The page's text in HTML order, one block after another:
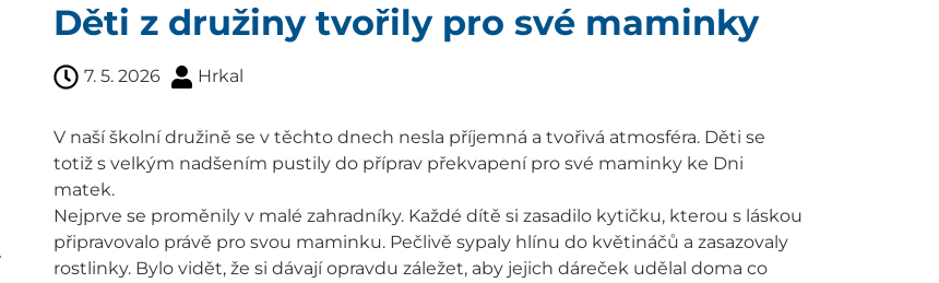
Děti z družiny tvořily pro své maminky
7. 5. 2026 Hrkal
V naší školní družině se v těchto dnech nesla příjemná a tvořivá atmosféra. Děti se
totiž s velkým nadšením pustily do příprav překvapení pro své maminky ke Dni
matek.
Nejprve se proměnily v malé zahradníky. Každé dítě si zasadilo kytičku, kterou s láskou
připravovalo právě pro svou maminku. Pečlivě sypaly hlínu do květináčů a zasazovaly
rostlinky. Bylo vidět, že si dávají opravdu záležet, aby jejich dáreček udělal doma co